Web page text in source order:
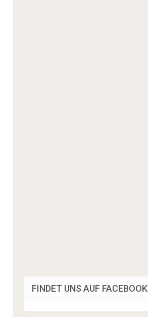
FINDET UNS AUF FACEBOOK